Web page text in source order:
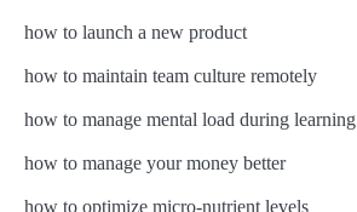
how to launch a new product
how to maintain team culture remotely
how to manage mental load during learning
how to manage your money better
how to optimize micro-nutrient levels